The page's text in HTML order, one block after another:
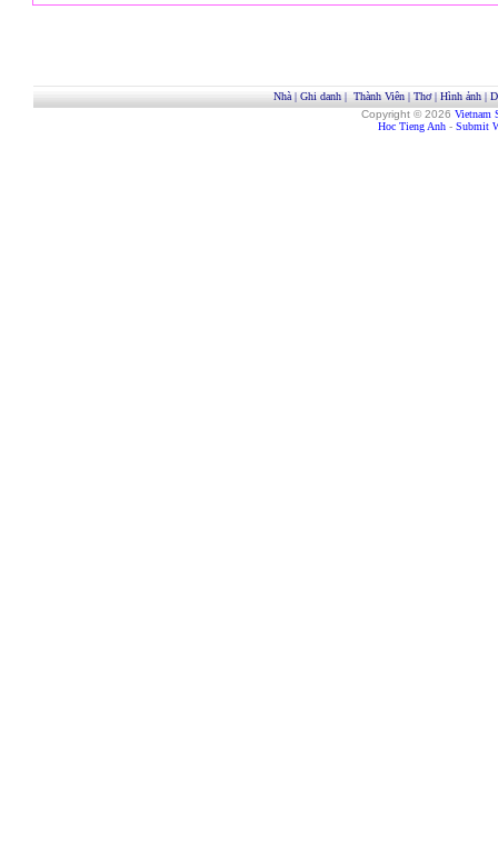
Nhà| Ghi danh| Thành Viên| Thơ| Hình ảnh|
Copyright © 2026 Vietnam
Hoc Tieng Anh - Submit